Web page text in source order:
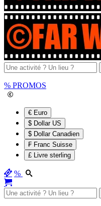
% PROMOS
€ Euro
$ Dollar US
$ Dollar Canadien
₣ Franc Suisse
£ Livre sterling
%